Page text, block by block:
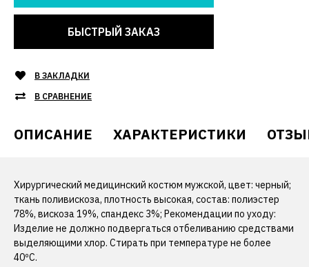
БЫСТРЫЙ ЗАКАЗ
В ЗАКЛАДКИ
В СРАВНЕНИЕ
ОПИСАНИЕ ХАРАКТЕРИСТИКИ
Хирургический медицинский костюм мужской, цвет: черный;
ткань поливискоза, плотность высокая, состав: полиэстер
78%, вискоза 19%, спандекс 3%; Рекомендации по уходу:
Изделие не должно подвергаться отбеливанию средствами
выделяющими хлор. Стирать при температуре не более
40ºС.